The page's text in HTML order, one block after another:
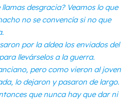
desgracia? Veamos lo que
no se convencía si no que
por la aldea los enviados del
llevárselos a la guerra.
pero como vieron al joven
lo dejaron y pasaron de largo.
que nunca hay que dar ni